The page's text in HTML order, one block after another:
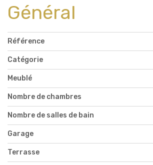
Général
Référence
Catégorie
Meublé
Nombre de chambres
Nombre de salles de bain
Garage
Terrasse